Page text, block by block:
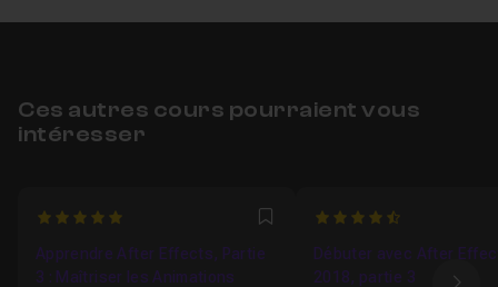
Ces autres cours pourraient vous
intéresser
5 Favori
Apprendre After Effects, Partie
3 : Maîtriser les Animations
4.8867924528302
Débuter avec After
2018, partie 3